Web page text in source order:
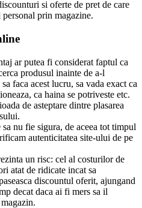
si oferte de pret de care
prin magazine.
ar putea fi considerat faptul ca
produsul inainte de a-l
faca acest lucru, sa vada exact ca
ca haina se potriveste etc.
de asteptare dintre plasarea
nu fie sigura, de aceea tot timpul
autenticitatea site-ului de pe
un risc: cel al costurilor de
atat de ridicate incat sa
discountul oferit, ajungand
decat daca ai fi mers sa il